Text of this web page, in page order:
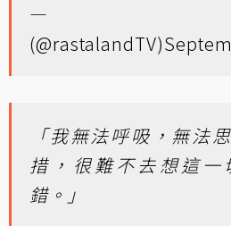
—
(@rastalandTV)
「我無法呼吸，無法
措，很難不去想這
錯。」